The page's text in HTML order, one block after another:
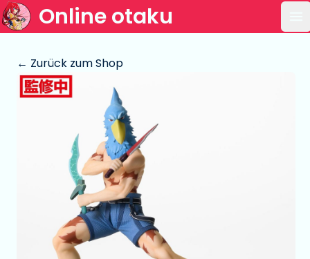
Online otaku
← Zurück zum Shop